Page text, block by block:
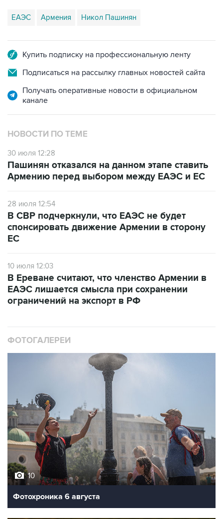
ЕАЭС Армения Никол Пашинян
Купить подписку на профессиональную ленту
Подписаться на рассылку главных новостей сайта
Получать оперативные новости в официальном
канале
НОВОСТИ ПО ТЕМЕ
30 июля 12:28
Пашинян отказался на данном этапе ставить
Армению перед выбором между ЕАЭС и ЕС
28 июля 12:54
В СВР подчеркнули, что ЕАЭС не будет
спонсировать движение Армении в сторону
ЕС
10 июля 12:03
В Ереване считают, что членство Армении в
ЕАЭС лишается смысла при сохранении
ограничений на экспорт в РФ
ФОТОГАЛЕРЕИ
10
Фотохроника 6 августа